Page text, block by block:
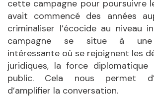
cette campagne pour poursuivre
avait commencé des années
criminaliser l’écocide au niveau
campagne se situe à une
intéressante où se rejoignent les
juridiques, la force
public. Cela nous permet
d’amplifier la conversation.